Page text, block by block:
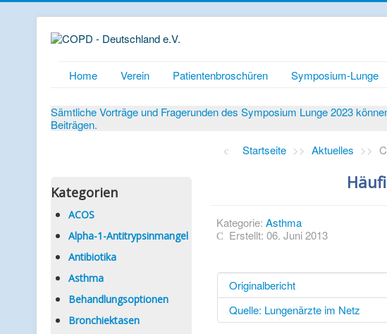
Home Verein Patientenbroschüren Symposium-Lunge
Sämtliche Vorträge und Fragerunden des Symposium Lunge 2023
Beiträgen.
Kategorien
ACOS
Alpha-1-Antitrypsinmangel
Antibiotika
Asthma
Behandlungsoptionen
Bronchiektasen
Startseite >> Aktuelles >>
Kategorie: Asthma
Erstellt: 06. Juni 2013
Originalbericht
Quelle: Lungenärzte im Netz